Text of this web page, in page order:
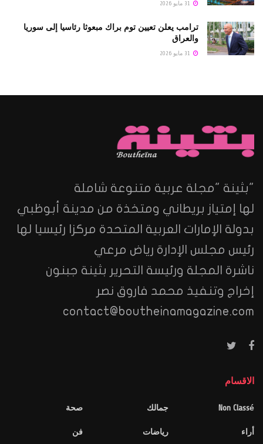
ترامب يعلن تعيين توم براك مبعوثا رئاسيا إلى سوريا
والعراق
"بثينة "مجلة عربية متنوعة شاملة
لها إمتياز بريطاني ومتخذة من مدينة أبوظبي
بدولة الإمارات العربية المتحدة مركزا رئيسيا لها
رئيس مجلس الإدارة رياض مرعي
ناشرة المجلة ورئيسة التحرير بثينة جبنون
إخراج وتنفيذ محمد فاروق نصر
contact@boutheinamagazine.com
الاقسام
Non Classé
أراء
جمالك
رياضات
صحة
فن